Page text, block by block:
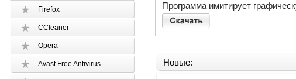
Firefox
CCleaner
Opera
Avast Free Antivirus
Программа имитирует
Новые: